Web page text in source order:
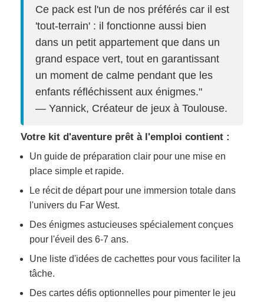
Ce pack est l'un de nos préférés car il est
'tout-terrain' : il fonctionne aussi bien
dans un petit appartement que dans un
grand espace vert, tout en garantissant
un moment de calme pendant que les
enfants réfléchissent aux énigmes."
— Yannick, Créateur de jeux à Toulouse.
Votre kit d'aventure prêt à l'emploi contient :
Un guide de préparation clair pour une mise en
place simple et rapide.
Le récit de départ pour une immersion totale dans
l'univers du Far West.
Des énigmes astucieuses spécialement conçues
pour l'éveil des 6-7 ans.
Une liste d'idées de cachettes pour vous faciliter la
tâche.
Des cartes défis optionnelles pour pimenter le jeu